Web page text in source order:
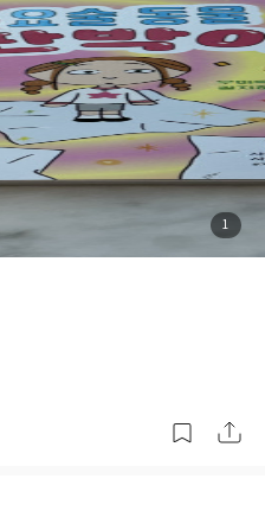
변신하는 줄 알고 자신과는 다른
리나의 뜻대로는 되지 않는다.
자신의 특성으로도 친구를 구
아이가 키즈카페나 계곡 등 처음
지만 잘 알던 친구들과 있으면
상 신경쓰고 이랬을까? 저랬을
고 "요술 동물 판박이"를 읽고
했다.있는 그대로의 자신을 받
동화여서 재미있었고 아이와 책
더욱 좋았다.아이가 요술 동물
는 동물인 고양이로 변신할지
이 귀여웠다. #요술동물
이 #동화책 #사회정서 #동기부
첨
부
사
1